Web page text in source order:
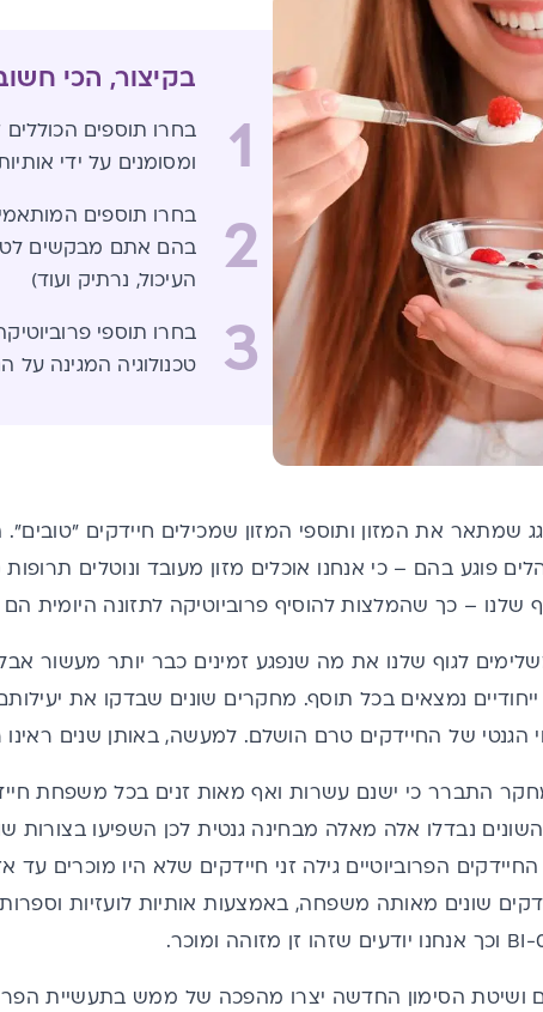
בקיצור, הכי
1
בחרו תוספים הכוללים
ומסומנים על ידי
2
בחרו תוספים
בהם אתם מבקשים
העיכול, נרתיק ועוד)
3
בחרו תוספי
טכנולוגיה המגינה על
שמתאר את המזון ותוספי המזון שמכילים חיידקים
פוגע בהם – כי אנחנו אוכלים מזון מעובד ונוטלים
שלנו – כך שהמלצות להוסיף פרוביוטיקה לתזונה היומית
לגוף שלנו את מה שנפגע זמינים כבר יותר מעשור
ייחודיים נמצאים בכל תוסף. מחקרים שונים שבדקו את
הגנטי של החיידקים טרם הושלם. למעשה, באותן שנים
התברר כי ישנם עשרות ואף מאות זנים בכל משפחת
נבדלו אלה מאלה מבחינה גנטית לכן השפיעו בצורות
הפרוביוטיים גילה זני חיידקים שלא היו מוכרים עד
ושיטת הסימון החדשה יצרו מהפכה של ממש בתעשיית